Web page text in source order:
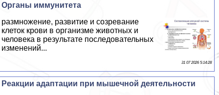
Органы иммунитета
размножение, развитие и созревание
клеток крови в организме животных и
человека в результате последовательных
изменений...
31 07 2026 5:14:28
Реакции адаптации при мышечной деятельности